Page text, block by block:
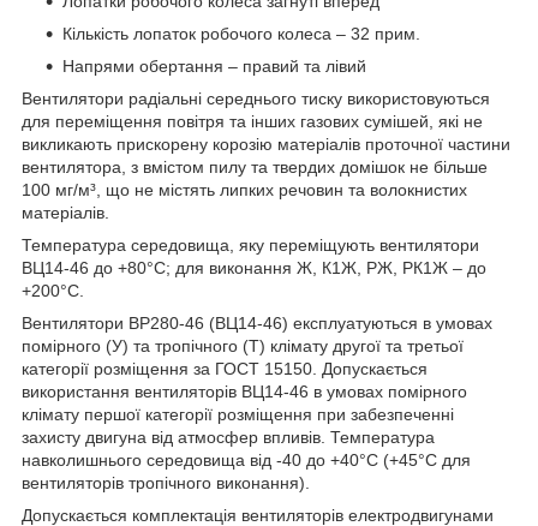
Кількість лопаток робочого колеса – 32 прим.
Напрями обертання – правий та лівий
Вентилятори радіальні середнього тиску використовуються
для переміщення повітря та інших газових сумішей, які не
викликають прискорену корозію матеріалів проточної частини
вентилятора, з вмістом пилу та твердих домішок не більше
100 мг/м³, що не містять липких речовин та волокнистих
матеріалів.
Температура середовища, яку переміщують вентилятори
ВЦ14-46 до +80°С; для виконання Ж, К1Ж, РЖ, РК1Ж – до
+200°С.
Вентилятори ВР280-46 (ВЦ14-46) експлуатуються в умовах
помірного (У) та тропічного (Т) клімату другої та третьої
категорії розміщення за ГОСТ 15150. Допускається
використання вентиляторів ВЦ14-46 в умовах помірного
клімату першої категорії розміщення при забезпеченні
захисту двигуна від атмосфер впливів. Температура
навколишнього середовища від -40 до +40°С (+45°С для
вентиляторів тропічного виконання).
Допускається комплектація вентиляторів електродвигунами